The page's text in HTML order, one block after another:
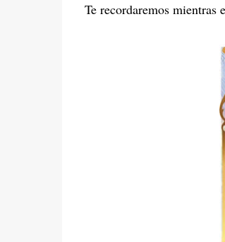
Te recordaremos mientras